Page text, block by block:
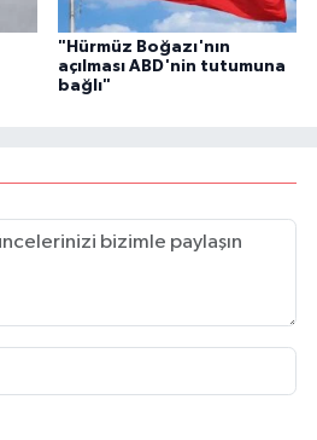
"Hürmüz Boğazı'nın
açılması ABD'nin tutumuna
bağlı"